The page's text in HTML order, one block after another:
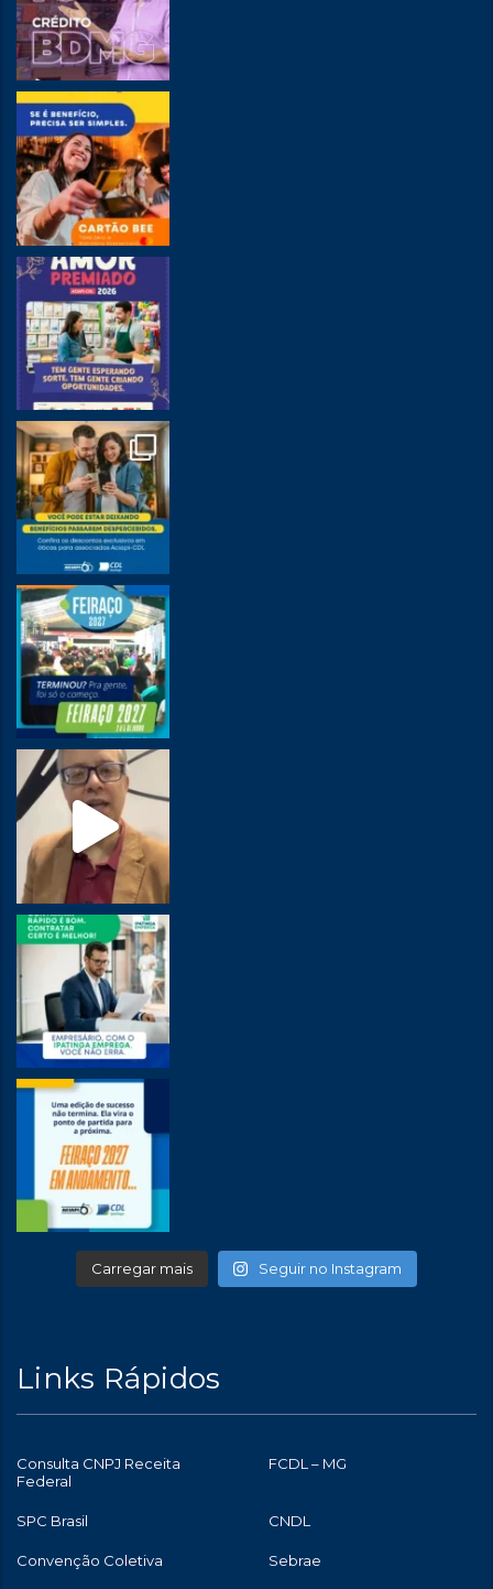
Carregar mais Seguir no Instagram
Links Rápidos
Consulta CNPJ Receita
Federal
FCDL – MG
SPC Brasil CNDL
Convenção Coletiva Sebrae